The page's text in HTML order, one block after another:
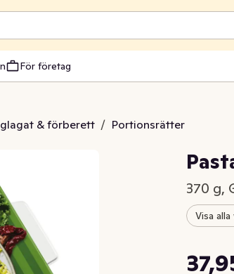
För företag
& förberett / Portionsrätter
370 g,
Visa